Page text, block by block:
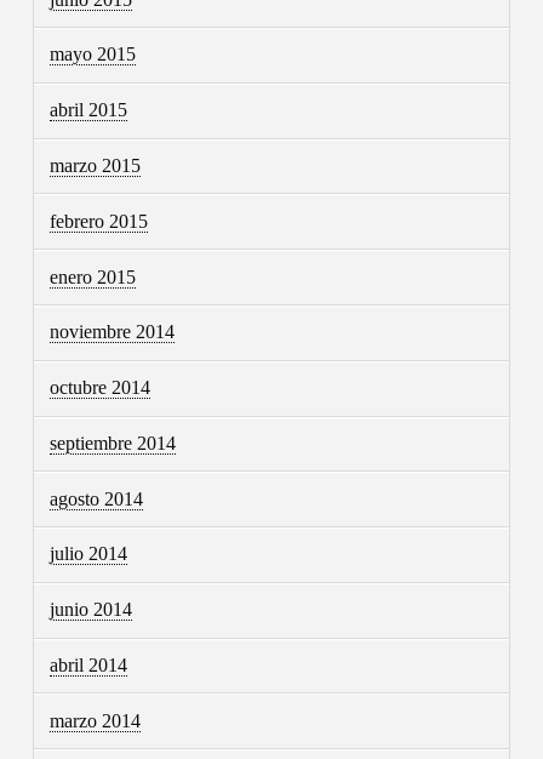
mayo 2015
abril 2015
marzo 2015
febrero 2015
enero 2015
noviembre 2014
octubre 2014
septiembre 2014
agosto 2014
julio 2014
junio 2014
abril 2014
marzo 2014